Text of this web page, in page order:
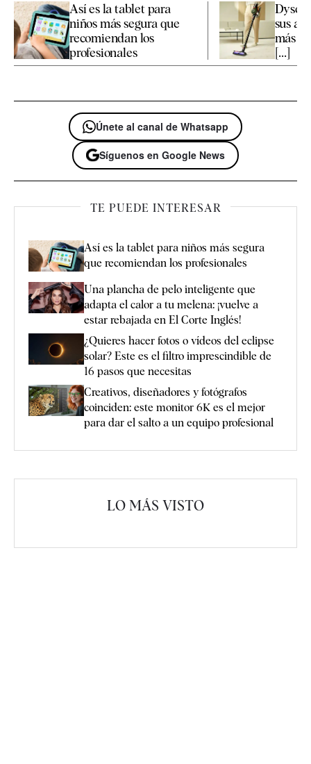
Así es la tablet para
niños más segura que
recomiendan los
profesionales
Dyson
sus
más
[...]
Únete al canal de Whatsapp
Síguenos en Google News
TE PUEDE INTERESAR
Así es la tablet para niños más segura
que recomiendan los profesionales
Una plancha de pelo inteligente que
adapta el calor a tu melena: ¡vuelve a
estar rebajada en El Corte Inglés!
¿Quieres hacer fotos o vídeos del eclipse
solar? Este es el filtro imprescindible de
16 pasos que necesitas
Creativos, diseñadores y fotógrafos
coinciden: este monitor 6K es el mejor
para dar el salto a un equipo profesional
LO MÁS VISTO